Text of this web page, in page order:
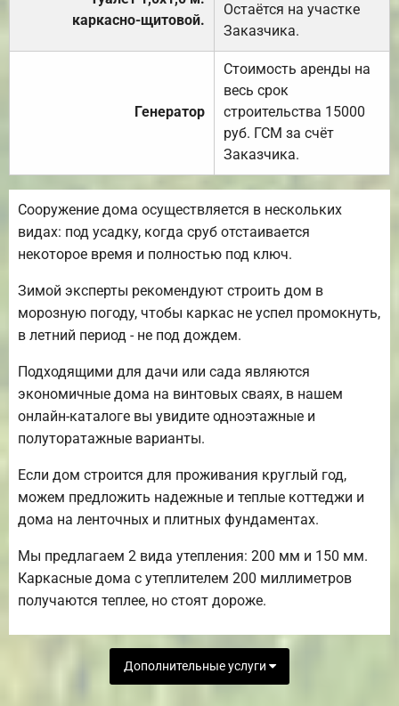
каркасно-щитовой.
Остаётся на участке
Заказчика.
Генератор
Стоимость аренды на
весь срок
строительства 15000
руб. ГСМ за счёт
Заказчика.
Сооружение дома осуществляется в нескольких
видах: под усадку, когда сруб отстаивается
некоторое время и полностью под ключ.
Зимой эксперты рекомендуют строить дом в
морозную погоду, чтобы каркас не успел промокнуть,
в летний период - не под дождем.
Подходящими для дачи или сада являются
экономичные дома на винтовых сваях, в нашем
онлайн-каталоге вы увидите одноэтажные и
полуторатажные варианты.
Если дом строится для проживания круглый год,
можем предложить надежные и теплые коттеджи и
дома на ленточных и плитных фундаментах.
Мы предлагаем 2 вида утепления: 200 мм и 150 мм.
Каркасные дома с утеплителем 200 миллиметров
получаются теплее, но стоят дороже.
Дополнительные услуги